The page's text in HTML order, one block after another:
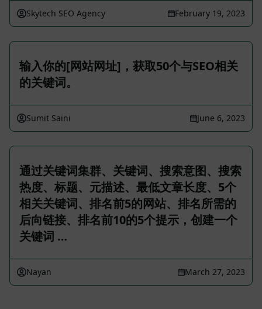
Skytech SEO Agency February 19, 2023
输入你的[网站网址]，获取50个与SEO相关
的关键词。
Sumit Saini June 6, 2023
通过关键词集群、关键词、搜索意图、搜索
热度、标题、元描述、最低文章长度、5个
相关关键词、排名前5的网站、排名所需的
后向链接、排名前10的5个提示，创建一个
关键词 …
Nayan March 27, 2023